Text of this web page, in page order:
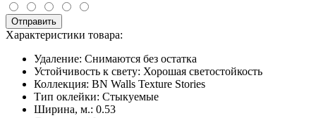
Отправить
Характеристики товара:
Удаление: Снимаются без остатка
Устойчивость к свету: Хорошая светостойкость
Коллекция: BN Walls Texture Stories
Тип оклейки: Стыкуемые
Ширина, м.: 0.53